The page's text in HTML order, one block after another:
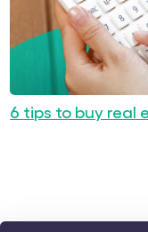
6 tips to buy real